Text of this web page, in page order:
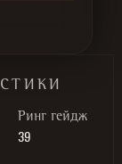
Ринг гейдж
39